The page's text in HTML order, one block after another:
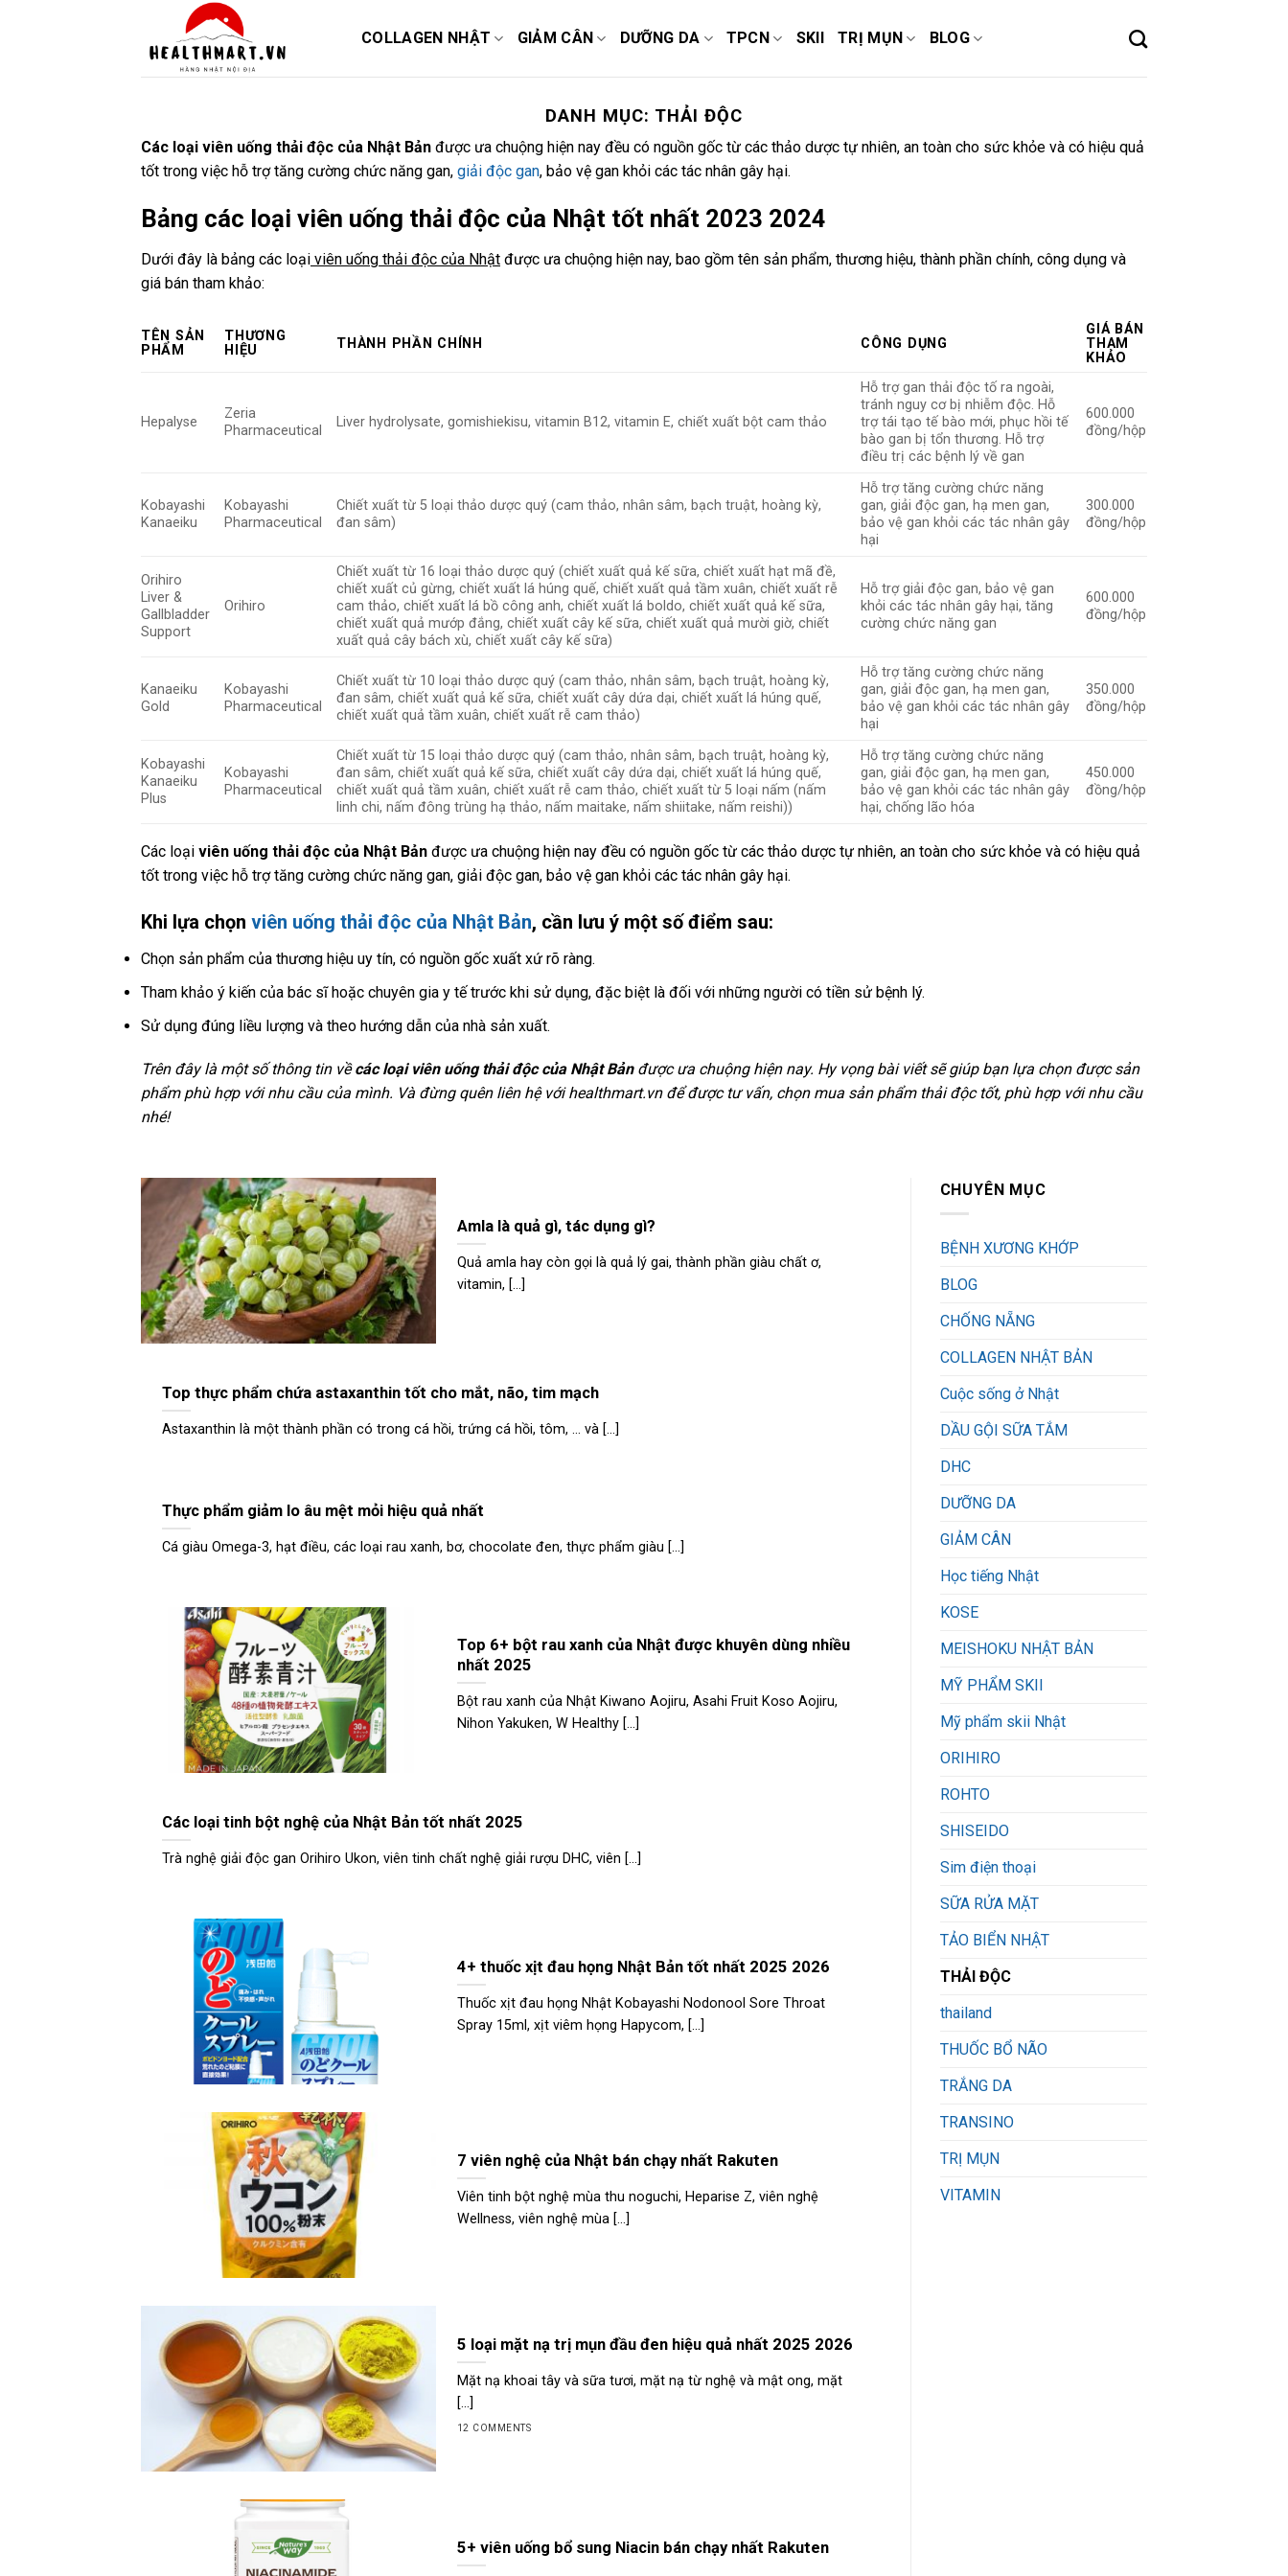
COLLAGEN NHẬT GIẢM CÂN DƯỠNG DA TPCN SKII TRỊ MỤN BLOG
DANH MỤC: THẢI ĐỘC
Các loại viên uống thải độc của Nhật Bản được ưa chuộng hiện nay đều có nguồn gốc từ các thảo dược tự nhiên, an toàn cho sức khỏe và có hiệu quả
tốt trong việc hỗ trợ tăng cường chức năng gan, giải độc gan, bảo vệ gan khỏi các tác nhân gây hại.
Bảng các loại viên uống thải độc của Nhật tốt nhất 2023 2024
Dưới đây là bảng các loại viên uống thải độc của Nhật được ưa chuộng hiện nay, bao gồm tên sản phẩm, thương hiệu, thành phần chính, công dụng và
giá bán tham khảo:
TÊN SẢN
PHẨM
THƯƠNG
HIỆU
THÀNH PHẦN CHÍNH CÔNG DỤNG
GIÁ BÁN
THAM
KHẢO
Hepalyse
Zeria
Pharmaceutical
Liver hydrolysate, gomishiekisu, vitamin B12, vitamin E, chiết xuất bột cam thảo
Hỗ trợ gan thải độc tố ra ngoài,
tránh nguy cơ bị nhiễm độc. Hỗ
trợ tái tạo tế bào mới, phục hồi tế
bào gan bị tổn thương. Hỗ trợ
điều trị các bệnh lý về gan
600.000
đồng/hộp
Kobayashi
Kanaeiku
Kobayashi
Pharmaceutical
Chiết xuất từ 5 loại thảo dược quý (cam thảo, nhân sâm, bạch truật, hoàng kỳ,
đan sâm)
Hỗ trợ tăng cường chức năng
gan, giải độc gan, hạ men gan,
bảo vệ gan khỏi các tác nhân gây
hại
300.000
đồng/hộp
Orihiro
Liver &
Gallbladder
Support
Orihiro
Chiết xuất từ 16 loại thảo dược quý (chiết xuất quả kế sữa, chiết xuất hạt mã đề,
chiết xuất củ gừng, chiết xuất lá húng quế, chiết xuất quả tầm xuân, chiết xuất rễ
cam thảo, chiết xuất lá bồ công anh, chiết xuất lá boldo, chiết xuất quả kế sữa,
chiết xuất quả mướp đắng, chiết xuất cây kế sữa, chiết xuất quả mười giờ, chiết
xuất quả cây bách xù, chiết xuất cây kế sữa)
Hỗ trợ giải độc gan, bảo vệ gan
khỏi các tác nhân gây hại, tăng
cường chức năng gan
600.000
đồng/hộp
Kanaeiku
Gold
Kobayashi
Pharmaceutical
Chiết xuất từ 10 loại thảo dược quý (cam thảo, nhân sâm, bạch truật, hoàng kỳ,
đan sâm, chiết xuất quả kế sữa, chiết xuất cây dứa dại, chiết xuất lá húng quế,
chiết xuất quả tầm xuân, chiết xuất rễ cam thảo)
Hỗ trợ tăng cường chức năng
gan, giải độc gan, hạ men gan,
bảo vệ gan khỏi các tác nhân gây
hại
350.000
đồng/hộp
Kobayashi
Kanaeiku
Plus
Kobayashi
Pharmaceutical
Chiết xuất từ 15 loại thảo dược quý (cam thảo, nhân sâm, bạch truật, hoàng kỳ,
đan sâm, chiết xuất quả kế sữa, chiết xuất cây dứa dại, chiết xuất lá húng quế,
chiết xuất quả tầm xuân, chiết xuất rễ cam thảo, chiết xuất từ 5 loại nấm (nấm
linh chi, nấm đông trùng hạ thảo, nấm maitake, nấm shiitake, nấm reishi))
Hỗ trợ tăng cường chức năng
gan, giải độc gan, hạ men gan,
bảo vệ gan khỏi các tác nhân gây
hại, chống lão hóa
450.000
đồng/hộp
Các loại viên uống thải độc của Nhật Bản được ưa chuộng hiện nay đều có nguồn gốc từ các thảo dược tự nhiên, an toàn cho sức khỏe và có hiệu quả
tốt trong việc hỗ trợ tăng cường chức năng gan, giải độc gan, bảo vệ gan khỏi các tác nhân gây hại.
Khi lựa chọn viên uống thải độc của Nhật Bản, cần lưu ý một số điểm sau:
Chọn sản phẩm của thương hiệu uy tín, có nguồn gốc xuất xứ rõ ràng.
Tham khảo ý kiến của bác sĩ hoặc chuyên gia y tế trước khi sử dụng, đặc biệt là đối với những người có tiền sử bệnh lý.
Sử dụng đúng liều lượng và theo hướng dẫn của nhà sản xuất.
Trên đây là một số thông tin vềcác loại viên uống thải độc của Nhật Bảnđược ưa chuộng hiện nay. Hy vọng bài viết sẽ giúp bạn lựa chọn được sản
phẩm phù hợp với nhu cầu của mình. Và đừng quên liên hệ với healthmart.vn để được tư vấn, chọn mua sản phẩm thải độc tốt, phù hợp với nhu cầu
nhé!
Amla là quả gì, tác dụng gì?
Quả amla hay còn gọi là quả lý gai, thành phần giàu chất ơ,
vitamin, [...]
Top thực phẩm chứa astaxanthin tốt cho mắt, não, tim mạch
Astaxanthin là một thành phần có trong cá hồi, trứng cá hồi, tôm, … và [...]
Thực phẩm giảm lo âu mệt mỏi hiệu quả nhất
Cá giàu Omega-3, hạt điều, các loại rau xanh, bơ, chocolate đen, thực phẩm giàu [...]
Top 6+ bột rau xanh của Nhật được khuyên dùng nhiều
nhất 2025
Bột rau xanh của Nhật Kiwano Aojiru, Asahi Fruit Koso Aojiru,
Nihon Yakuken, W Healthy [...]
Các loại tinh bột nghệ của Nhật Bản tốt nhất 2025
Trà nghệ giải độc gan Orihiro Ukon, viên tinh chất nghệ giải rượu DHC, viên [...]
4+ thuốc xịt đau họng Nhật Bản tốt nhất 2025 2026
Thuốc xịt đau họng Nhật Kobayashi Nodonool Sore Throat
Spray 15ml, xịt viêm họng Hapycom, [...]
7 viên nghệ của Nhật bán chạy nhất Rakuten
Viên tinh bột nghệ mùa thu noguchi, Heparise Z, viên nghệ
Wellness, viên nghệ mùa [...]
5 loại mặt nạ trị mụn đầu đen hiệu quả nhất 2025 2026
Mặt nạ khoai tây và sữa tươi, mặt nạ từ nghệ và mật ong, mặt
[...]
12 COMMENTS
5+ viên uống bổ sung Niacin bán chạy nhất Rakuten
CHUYÊN MỤC
BỆNH XƯƠNG KHỚP
BLOG
CHỐNG NẴNG
COLLAGEN NHẬT BẢN
Cuộc sống ở Nhật
DẦU GỘI SỮA TẮM
DHC
DƯỠNG DA
GIẢM CÂN
Học tiếng Nhật
KOSE
MEISHOKU NHẬT BẢN
MỸ PHẨM SKII
Mỹ phẩm skii Nhật
ORIHIRO
ROHTO
SHISEIDO
Sim điện thoại
SỮA RỬA MẶT
TẢO BIỂN NHẬT
THẢI ĐỘC
thailand
THUỐC BỔ NÃO
TRẮNG DA
TRANSINO
TRỊ MỤN
VITAMIN